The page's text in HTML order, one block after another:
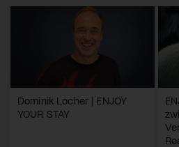
Dominik Locher | ENJOY
YOUR STAY